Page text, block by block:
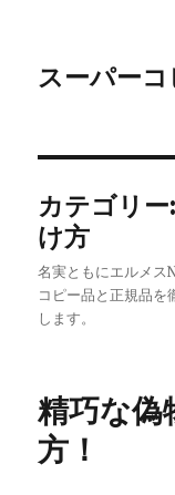
スーパー
カテゴリー:
け方
名実ともにエルメ
コピー品と正規品を
します。
精巧な偽
方！